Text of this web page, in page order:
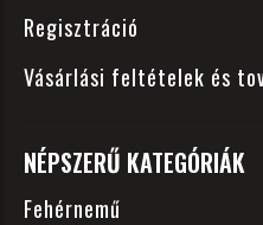
Regisztráció
Vásárlási feltételek és
NÉPSZERŰ KATEGÓRIÁK
Fehérnemű